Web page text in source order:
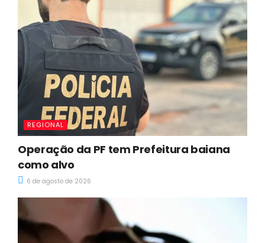
REGIONAL
Operação da PF tem Prefeitura baiana
como alvo
6 de agosto de 2026